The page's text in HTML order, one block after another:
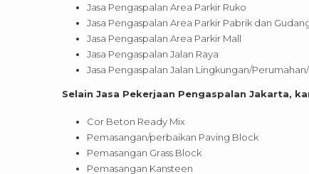
Jasa Pengaspalan Area Parkir Ruko
Jasa Pengaspalan Area Parkir Pabrik dan
Jasa Pengaspalan Area Parkir Mall
Jasa Pengaspalan Jalan Raya
Jasa Pengaspalan Jalan Lingkungan/
Selain Jasa Pekerjaan Pengaspalan Jakarta,
Cor Beton Ready Mix
Pemasangan/perbaikan Paving Block
Pemasangan Grass Block
Pemasangan Kansteen